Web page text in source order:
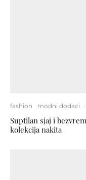
fashion modni dodaci ·
Suptilan sjaj i
kolekcija nakita